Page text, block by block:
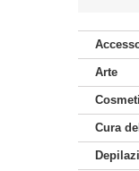
Arte
Cura